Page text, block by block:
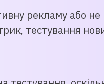
рекламу або не
тестування